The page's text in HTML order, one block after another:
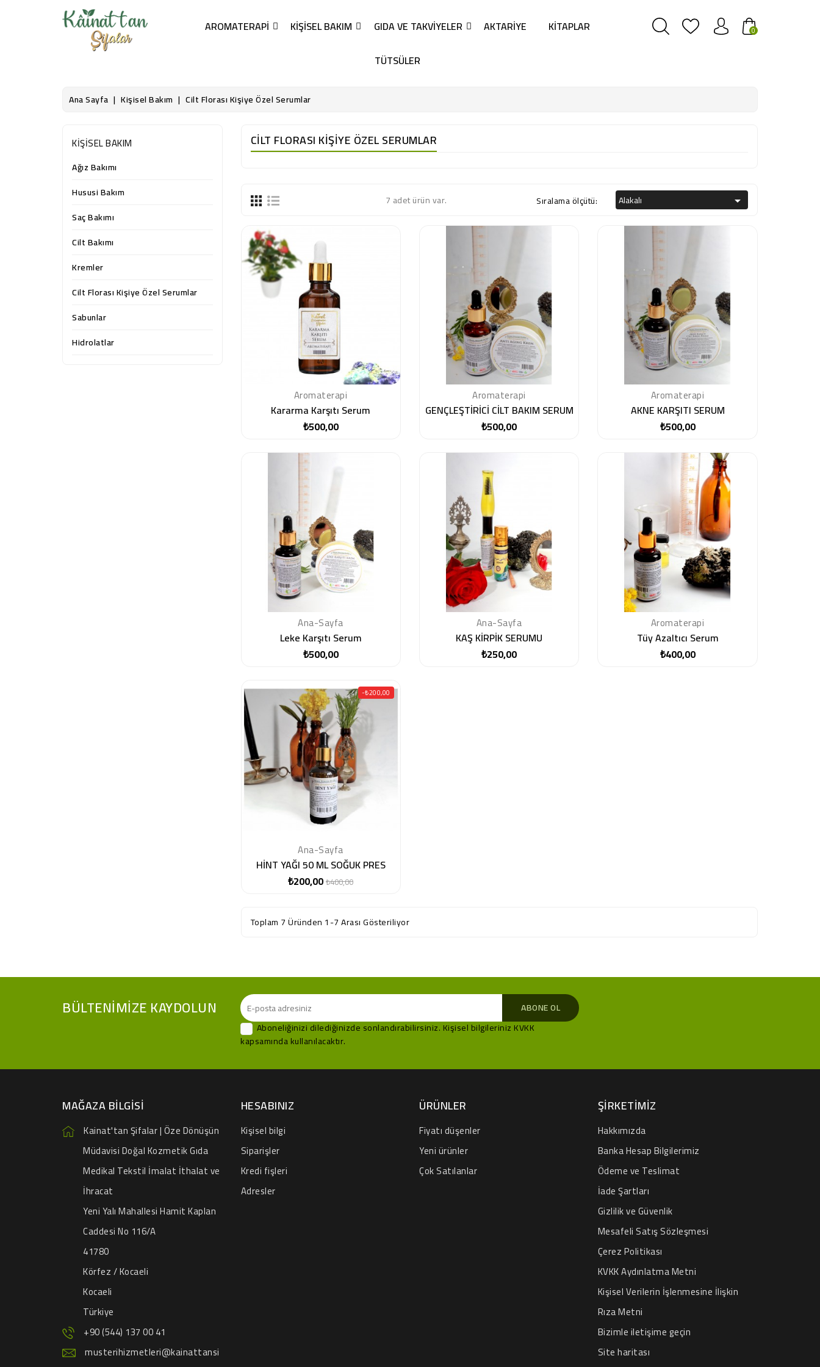
AROMATERAPI KIŞISEL BAKIM GIDA VE TAKVIYELER AKTARIYE
KITAPLAR
TÜTSÜLER
0
Ana Sayfa Kişisel Bakım Cilt Florası Kişiye Özel Serumlar
KIŞISEL BAKIM
Ağız Bakımı
Hususi Bakım
Saç Bakımı
Cilt Bakımı
Kremler
Cilt Florası Kişiye Özel Serumlar
Sabunlar
Hidrolatlar
CILT FLORASI KIŞIYE ÖZEL SERUMLAR
7 adet ürün var. Sıralama ölçütü: Alakalı 
Aromaterapi
Kararma Karşıtı Serum
₺500,00Fiyat
Aromaterapi
GENÇLEŞTİRİCİ CİLT BAKIM SERUM
₺500,00Fiyat
Aromaterapi
AKNE KARŞITI SERUM
₺500,00Fiyat
Ana-Sayfa
Leke Karşıtı Serum
₺500,00Fiyat
Ana-Sayfa
KAŞ KİRPİK SERUMU
₺250,00Fiyat
Aromaterapi
Tüy Azaltıcı Serum
₺400,00Fiyat
-₺200,00
Ana-Sayfa
HİNT YAĞI 50 ML SOĞUK PRES
₺200,00Normal
₺400,00Fiyat
Toplam 7 Üründen 1-7 Arası Gösteriliyor
BÜLTENIMIZE KAYDOLUN
Aboneliğinizi dilediğinizde sonlandırabilirsiniz. Kişisel bilgileriniz KVKK
kapsamında kullanılacaktır.
MAĞAZA BILGISI
Kainat'tan Şifalar | Öze Dönüşün
Müdavisi Doğal Kozmetik Gıda
Medikal Tekstil İmalat İthalat ve
İhracat
Yeni Yalı Mahallesi Hamit Kaplan
Caddesi No 116/A
41780
Körfez / Kocaeli
Kocaeli
Türkiye
+90 (544) 137 00 41
musterihizmetleri@kainattansi
HESABINIZ
Kişisel bilgi
Siparişler
Kredi fişleri
Adresler
ÜRÜNLER
Fiyatı düşenler
Yeni ürünler
Çok Satılanlar
ŞIRKETIMIZ
Hakkımızda
Banka Hesap Bilgilerimiz
Ödeme ve Teslimat
İade Şartları
Gizlilik ve Güvenlik
Mesafeli Satış Sözleşmesi
Çerez Politikası
KVKK Aydınlatma Metni
Kişisel Verilerin İşlenmesine İlişkin
Rıza Metni
Bizimle iletişime geçin
Site haritası